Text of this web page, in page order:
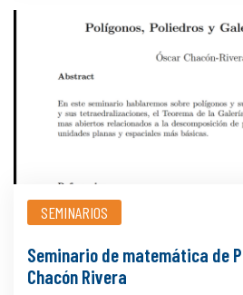
SEMINARIOS
Seminario de matemática de
Chacón Rivera